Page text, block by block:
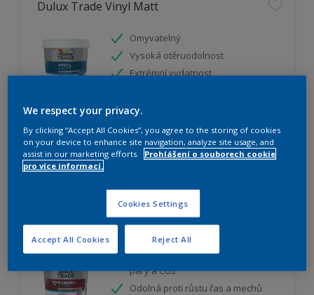
Dulux Trade Vinyl Matt
Omyvatelný
Vysoká otěruodolnost
Extrémní vydatnost
K dispozici pouze v obchodě
Dulux Trade Weathershield Silicon Plus
Extrémní prodyšnost pro vodní
páry a CO2
Odolná proti růstu řas a mechů
We respect your privacy.
By clicking “Accept All Cookies”, you agree to the storing of cookies
on your device to enhance site navigation, analyze site usage, and
assist in our marketing efforts.
Prohlášení o souborech cookie
pro více informací.
Cookies Settings
Reject All
Accept All Cookies